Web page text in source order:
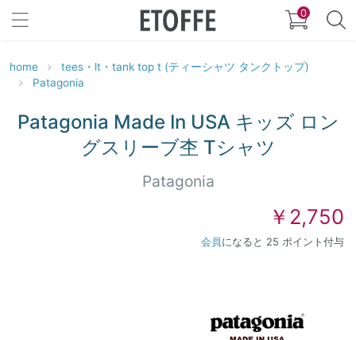
0
home
tees・lt・tank top t (ティーシャツ タンクトップ)
Patagonia
Patagonia Made In USA キッズ ロン
グスリーブ杢 Tシャツ
Patagonia
￥2,750
会員 になると 25 ポイント付与